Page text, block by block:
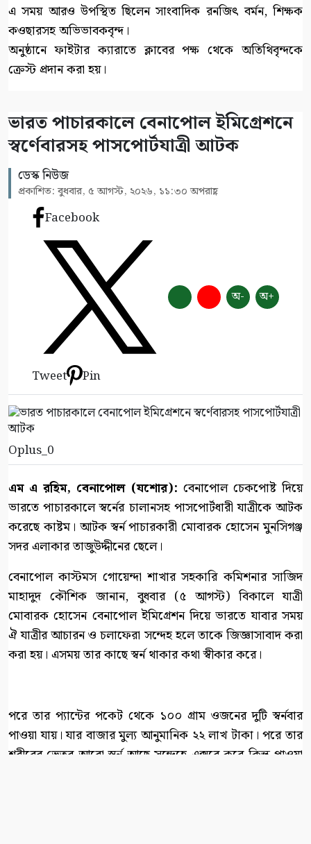
এ সময় আরও উপস্থিত ছিলেন সাংবাদিক রনজিৎ বর্মন, শিক্ষক
কওছারসহ অভিভাবকবৃন্দ।
অনুষ্ঠানে ফাইটার ক্যারাতে ক্লাবের পক্ষ থেকে অতিথিবৃন্দকে
ক্রেস্ট প্রদান করা হয়।
ভারত পাচারকালে বেনাপোল ইমিগ্রেশনে
স্বর্ণেবারসহ পাসপোর্টযাত্রী আটক
ডেস্ক নিউজ
প্রকাশিত: বুধবার, ৫ আগস্ট, ২০২৬, ১১:৩০ অপরাহ্ণ
Facebook
Tweet Pin
অ- অ+
Oplus_0
এম এ রহিম, বেনাপোল (যশোর): বেনাপোল চেকপোষ্ট দিয়ে
ভারতে পাচারকালে স্বর্নের চালানসহ পাসপোর্টধারী যাত্রীকে আটক
করেছে কাষ্টম। আটক স্বর্ন পাচারকারী মোবারক হোসেন মুনসিগঞ্জ
সদর এলাকার তাজুউদ্দীনের ছেলে।
বেনাপোল কাস্টমস গোয়েন্দা শাখার সহকারি কমিশনার সাজিদ
মাহাদুদ কৌশিক জানান, বুধবার (৫ আগস্ট) বিকালে যাত্রী
মোবারক হোসেন বেনাপোল ইমিগ্রেশন দিয়ে ভারতে যাবার সময়
ঐ যাত্রীর আচারন ও চলাফেরা সন্দেহ হলে তাকে জিজ্ঞাসাবাদ করা
করা হয়। এসময় তার কাছে স্বর্ন থাকার কথা স্বীকার করে।
পরে তার প্যান্টের পকেট থেকে ১০০ গ্রাম ওজনের দুটি স্বর্নবার
পাওয়া যায়। যার বাজার মুল্য আনুমানিক ২২ লাখ টাকা। পরে তার
শরীরের ভেতর আরো স্বর্ন আছে সন্দেহে এক্সরে করে কিন্তু পাওয়া